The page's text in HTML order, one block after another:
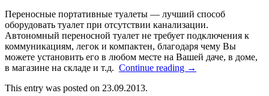
Переносные портативные туалеты — лучший способ
оборудовать туалет при отсутствии канализации.
Автономный переносной туалет не требует подключения к
коммуникациям, легок и компактен, благодаря чему Вы
можете установить его в любом месте на Вашей даче, в доме,
в магазине на складе и т.д. Continue reading →
This entry was posted on 23.09.2013.